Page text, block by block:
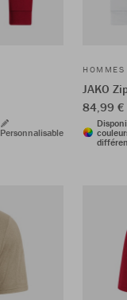
Personnalisable
HOMMES
JAKO
84,99 €